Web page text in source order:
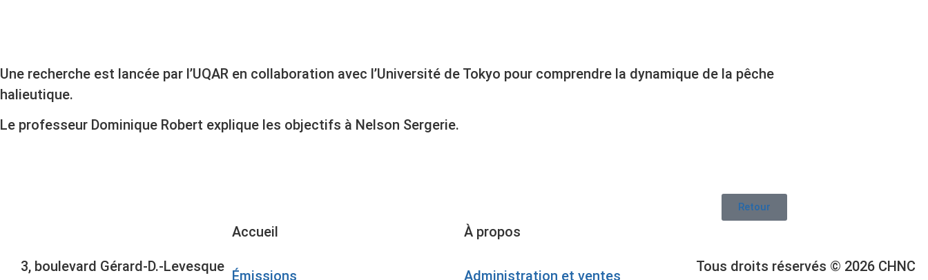
Une recherche est lancée par l’UQAR en collaboration avec l’Université de Tokyo pour comprendre la dynamique de la pêche
halieutique.
Le professeur Dominique Robert explique les objectifs à Nelson Sergerie.
Retour
3, boulevard Gérard-D.-Levesque
Accueil
Émissions
À propos
Administration et ventes
Tous droits réservés © 2026 CHNC